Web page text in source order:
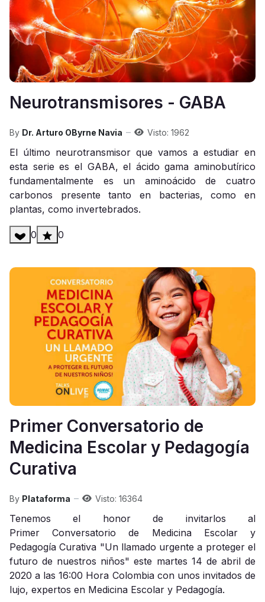
Neurotransmisores - GABA
By Dr. Arturo OByrne Navia Visto: 1962
El último neurotransmisor que vamos a estudiar en
esta serie es el GABA, el ácido gama aminobutírico
fundamentalmente es un aminoácido de cuatro
carbonos presente tanto en bacterias, como en
plantas, como invertebrados.
0 0
Primer Conversatorio de
Medicina Escolar y Pedagogía
Curativa
By Plataforma Visto: 16364
Tenemos el honor de invitarlos al
Primer Conversatorio de Medicina Escolar y
Pedagogía Curativa "Un llamado urgente a proteger el
futuro de nuestros niños" este martes 14 de abril de
2020 a las 16:00 Hora Colombia con unos invitados de
lujo, expertos en Medicina Escolar y Pedagogía.